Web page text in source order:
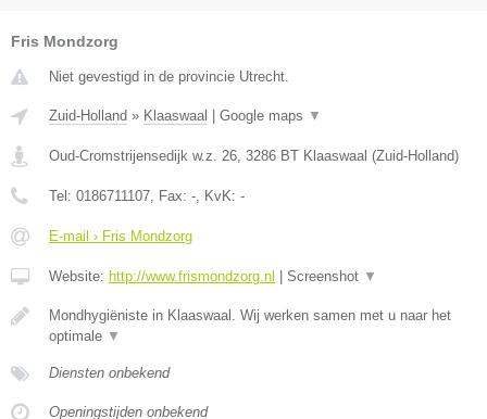
Fris Mondzorg
Niet gevestigd in de provincie Utrecht.
Zuid-Holland » Klaaswaal Google maps ▼
Oud-Cromstrijensedijk w.z. 26, 3286 BT Klaaswaal (Zuid-Holland)
Tel: 0186711107, Fax: -, KvK: -
E-mail › Fris Mondzorg
Website: http://www.frismondzorg.nl Screenshot ▼
Mondhygiëniste in Klaaswaal. Wij werken samen met u naar het
optimale ▼
Diensten onbekend
Openingstijden onbekend